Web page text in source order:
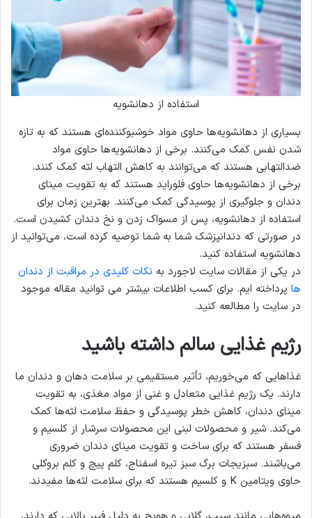
استفاده از دهانشویه
بسیاری از دهانشویه‌ها حاوی مواد خوشبوکننده‌ای هستند که به تازه
شدن نفس کمک می‌کنند. برخی از دهانشویه‌ها حاوی مواد
ضدالتهابی هستند که می‌توانند به کاهش التهاب لثه کمک کنند.
برخی از دهانشویه‌ها حاوی فلوراید هستند که به تقویت مینای
دندان و جلوگیری از پوسیدگی کمک می‌کنند. بهترین زمان برای
استفاده از دهانشویه، پس از مسواک زدن و نخ دندان کشیدن است.
در صورتی که دندانپزشک شما به شما توصیه کرده است، می‌توانید از
دهانشویه استفاده کنید.
در یکی از مقالات سایت لاجورد به نکات کلیدی در مراقبت از دندان
ها پرداخته ایم. برای کسب اطلاعات بیشتر می توانید مقاله موجود
در سایت را مطالعه کنید.
رژیم غذایی سالم داشته باشید
غذاهایی که می‌خوریم، تأثیر مستقیمی بر سلامت دهان و دندان ما
دارند. یک رژیم غذایی متعادل و غنی از مواد مغذی، به تقویت
مینای دندان، کاهش خطر پوسیدگی و حفظ سلامت لثه‌ها کمک
می‌کند. شیر و محصولات لبنی این محصولات سرشار از کلسیم و
فسفر هستند که برای ساخت و تقویت مینای دندان ضروری
می‌باشند. سبزیجات برگ سبز تیره اسفناج، کلم پیچ و کلم بروکلی
حاوی ویتامین K و کلسیم هستند که برای سلامت لثه‌ها مفیدند.